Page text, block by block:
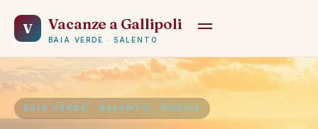
V Vacanze a Gallipoli
BAIA VERDE · SALENTO
BAIA VERDE · SALENTO · PUGLIA